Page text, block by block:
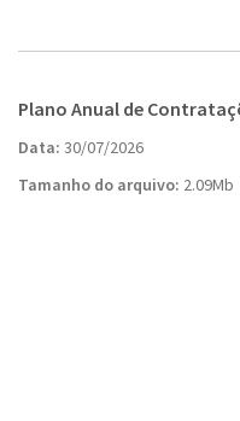
Plano Anual de
Data: 30/07/2026
Tamanho do arquivo: 2.09Mb